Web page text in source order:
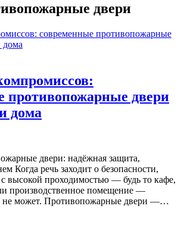
двери
противопожарные двери
дома
двери: надёжная защита,
Когда речь заходит о безопасности,
с высокой проходимостью — будь то кафе,
производственное помещение —
не может. Противопожарные двери —…